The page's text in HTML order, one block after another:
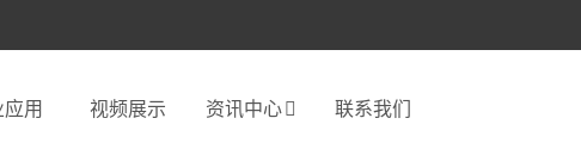
用 视频展示 资讯中心 联系我们